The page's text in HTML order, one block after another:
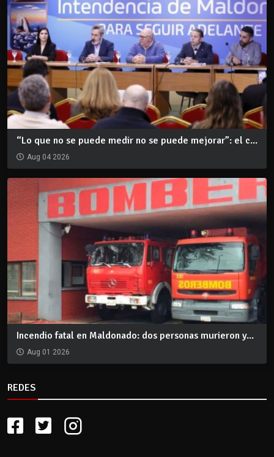
“Lo que no se puede medir no se puede mejorar”: el c...
Aug 04 2026
Incendio fatal en Maldonado: dos personas murieron y...
Aug 01 2026
REDES